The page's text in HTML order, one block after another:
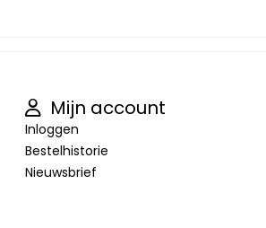
Mijn account
Inloggen
Bestelhistorie
Nieuwsbrief